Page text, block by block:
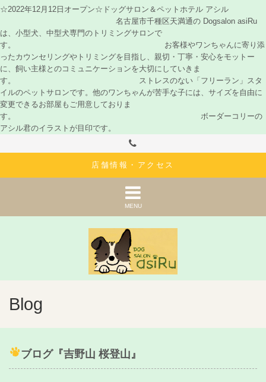
☆2022年12月12日オープン☆ドッグサロン＆ペットホテル アシル
名古屋市千種区天満通の Dogsalon asiRu
は、小型犬、中型犬専門のトリミングサロンで
す。 お客様やワンちゃんに寄り添
ったカウンセリングやトリミングを目指し、親切・丁寧・安心をモットー
に、飼い主様とのコミュニケーションを大切にしていきま
す。 ストレスのない「フリーラン」スタ
イルのペットサロンです。他のワンちゃんが苦手な子には、サイズを自由に
変更できるお部屋もご用意しておりま
す。 ボーダーコリーの
アシル君のイラストが目印です。
店舗情報・アクセス
MENU
Blog
ブログ『吉野山 桜登山』